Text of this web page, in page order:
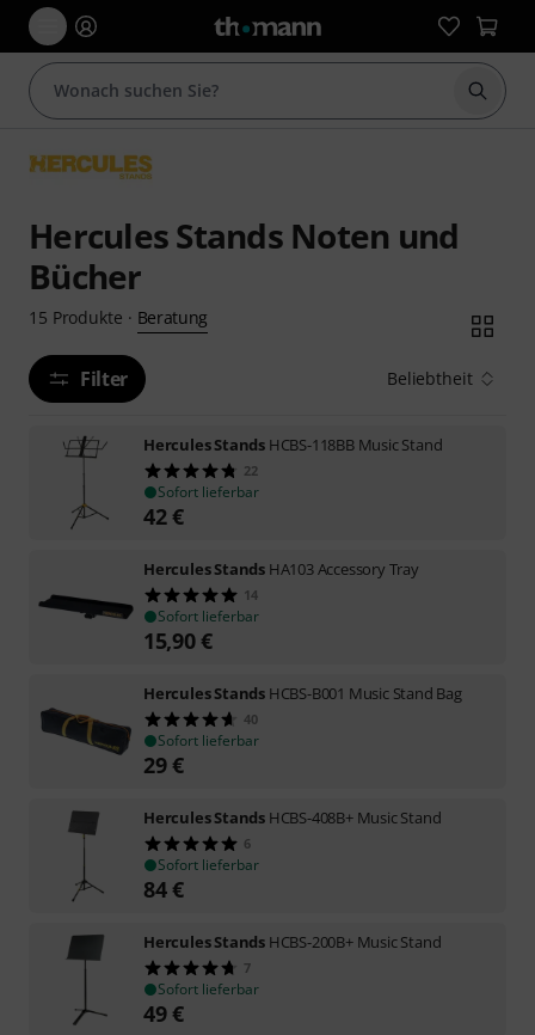
Suche
Hercules Stands Noten und
Bücher
15 Produkte · Beratung
Filter Beliebtheit
Hercules Stands HCBS-118BB Music Stand
22
Sofort lieferbar
42€
Hercules Stands HA103 Accessory Tray
14
Sofort lieferbar
15,90€
Hercules Stands HCBS-B001 Music Stand Bag
40
Sofort lieferbar
29€
Hercules Stands HCBS-408B+ Music Stand
6
Sofort lieferbar
84€
Hercules Stands HCBS-200B+ Music Stand
7
Sofort lieferbar
49€